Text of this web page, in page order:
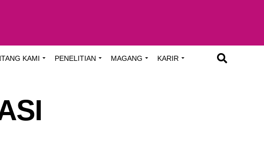
KAMI PENELITIAN MAGANG KARIR